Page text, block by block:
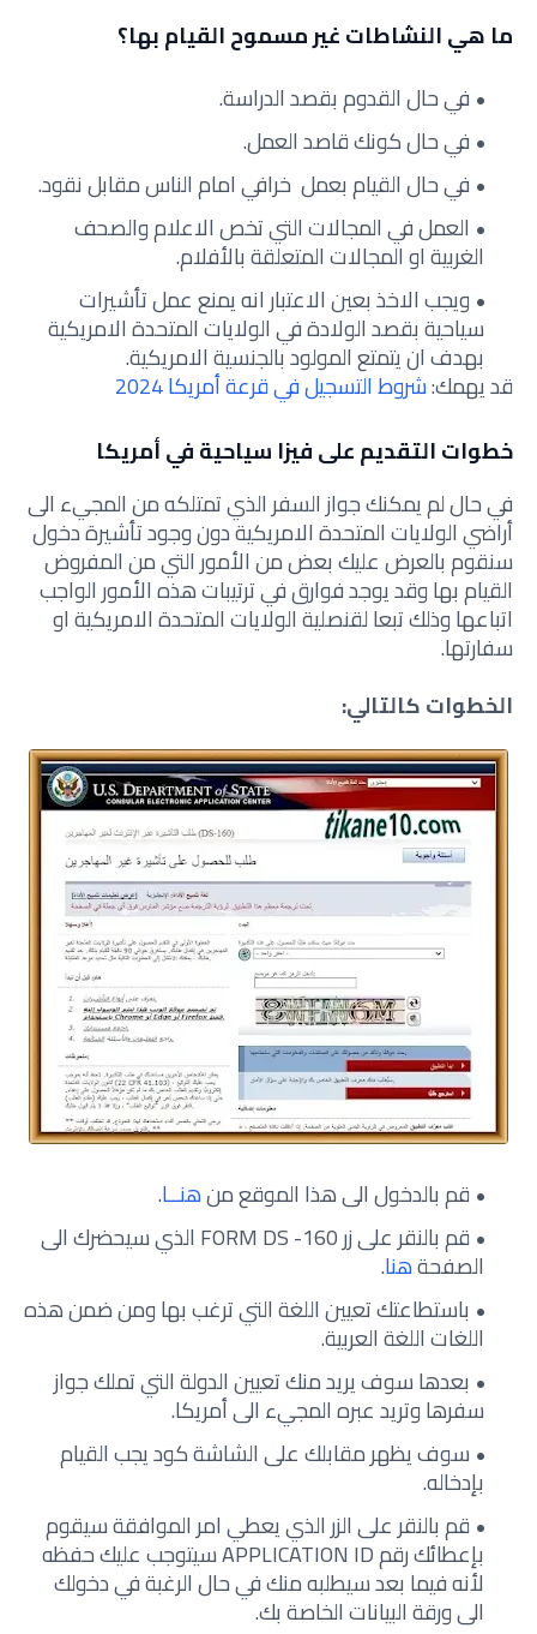
ما هي النشاطات غير مسموح القيام بها؟
في حال القدوم بقصد الدراسة.
في حال كونك قاصد العمل.
في حال القيام بعمل خرافي امام الناس مقابل نقود.
العمل في المجالات التي تخص الاعلام والصحف
الغربية او المجالات المتعلقة بالأفلام.
ويجب الاخذ بعين الاعتبار انه يمنع عمل تأشيرات
سياحية بقصد الولادة في الولايات المتحدة الامريكية
بهدف ان يتمتع المولود بالجنسية الامريكية.
قد يهمك:شروط التسجيل في قرعة أمريكا 2024
خطوات التقديم على فيزا سياحية في أمريكا
في حال لم يمكنك جواز السفر الذي تمتلكه من المجيء الى
أراضي الولايات المتحدة الامريكية دون وجود تأشيرة دخول
سنقوم بالعرض عليك بعض من الأمور التي من المفروض
القيام بها وقد يوجد فوارق في ترتيبات هذه الأمور الواجب
اتباعها وذلك تبعا لقنصلية الولايات المتحدة الامريكية او
سفارتها.
الخطوات كالتالي:
قم بالدخول الى هذا الموقع منهنــا.
قم بالنقر على زر FORM DS -160 الذي سيحضرك الى
الصفحةهنا.
باستطاعتك تعيين اللغة التي ترغب بها ومن ضمن هذه
اللغات اللغة العربية.
بعدها سوف يريد منك تعيين الدولة التي تملك جواز
سفرها وتريد عبره المجيء الى أمريكا.
سوف يظهر مقابلك على الشاشة كود يجب القيام
بإدخاله.
قم بالنقر على الزر الذي يعطي امر الموافقة سيقوم
بإعطائك رقم APPLICATION ID سيتوجب عليك حفظه
لأنه فيما بعد سيطلبه منك في حال الرغبة في دخولك
الى ورقة البيانات الخاصة بك.